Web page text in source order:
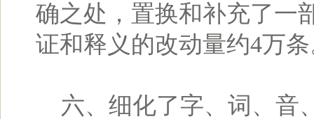
确之处，置换和补充了一
证和释义的改动量约4万
六、细化了字、词、音